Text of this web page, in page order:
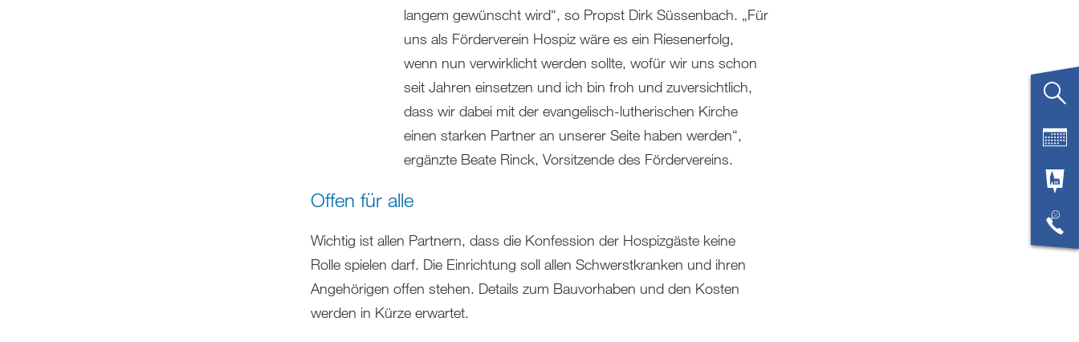
langem gewünscht wird“, so Propst Dirk Süssenbach. „Für
uns als Förderverein Hospiz wäre es ein Riesenerfolg,
wenn nun verwirklicht werden sollte, wofür wir uns schon
seit Jahren einsetzen und ich bin froh und zuversichtlich,
dass wir dabei mit der evangelisch-lutherischen Kirche
einen starken Partner an unserer Seite haben werden“,
ergänzte Beate Rinck, Vorsitzende des Fördervereins.
Offen für alle
Wichtig ist allen Partnern, dass die Konfession der Hospizgäste keine
Rolle spielen darf. Die Einrichtung soll allen Schwerstkranken und ihren
Angehörigen offen stehen. Details zum Bauvorhaben und den Kosten
werden in Kürze erwartet.